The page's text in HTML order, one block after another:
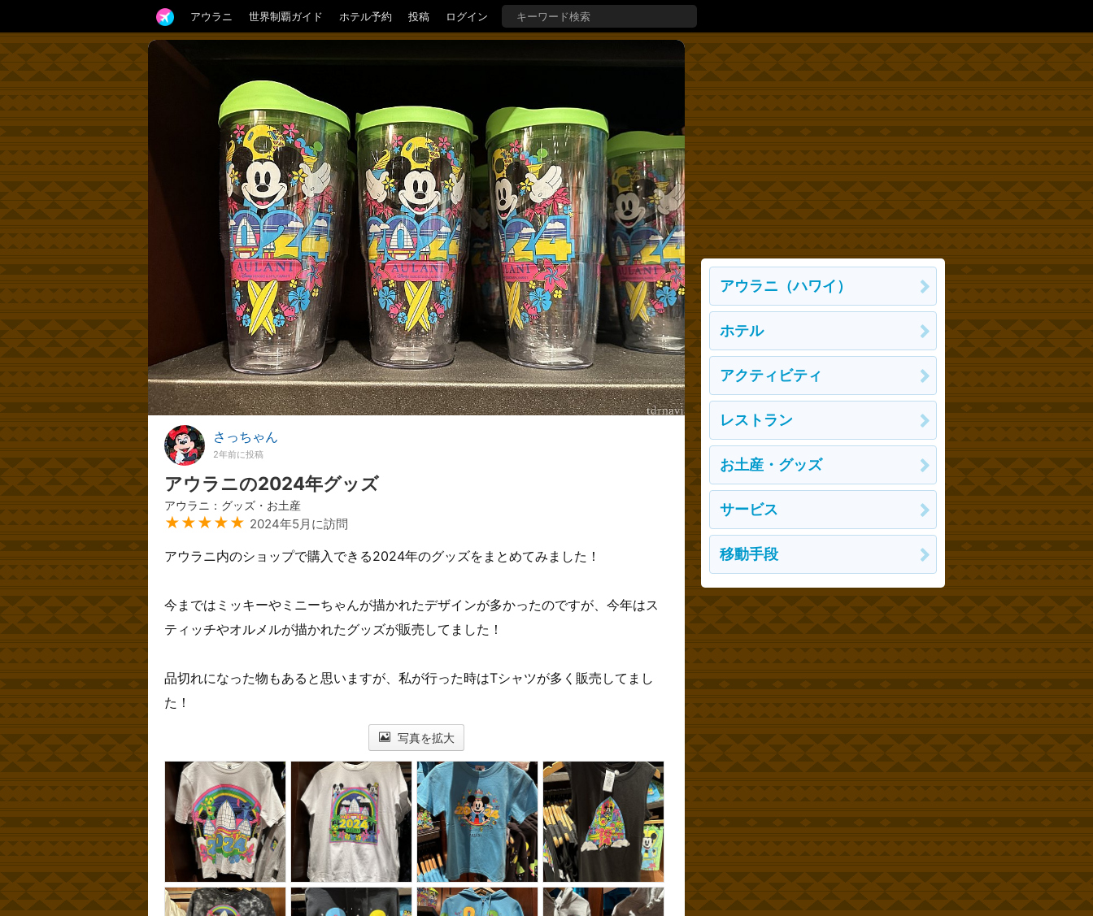
アウラニ 世界制覇ガイド ホテル予約 投稿 ログイン
さっちゃん
2年前に投稿
アウラニの2024年グッズ
アウラニ：グッズ・お土産
★★★★★ 2024年5月に訪問
アウラニ内のショップで購入できる2024年のグッズをまとめてみました！
今まではミッキーやミニーちゃんが描かれたデザインが多かったのですが、今年はス
ティッチやオルメルが描かれたグッズが販売してました！
品切れになった物もあると思いますが、私が行った時はTシャツが多く販売してまし
た！
写真を拡大
アウラニ（ハワイ）
ホテル
アクティビティ
レストラン
お土産・グッズ
サービス
移動手段